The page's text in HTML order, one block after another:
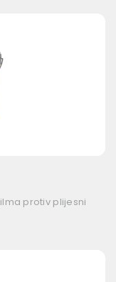
protiv plijesni